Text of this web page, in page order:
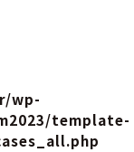
wp-
template-